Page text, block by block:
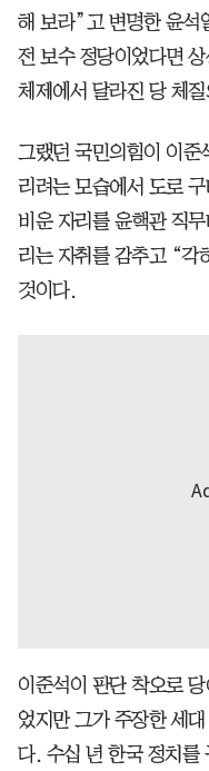
해 보라”고 변명한 윤석
전 보수 정당이었다면
체제에서 달라진 당 체
그랬던 국민의힘이 이준
리려는 모습에서 도로
비운 자리를 윤핵관 직
리는 자취를 감추고 “각
것이다.
이준석이 판단 착오로
었지만 그가 주장한 세
다. 수십 년 한국 정치를